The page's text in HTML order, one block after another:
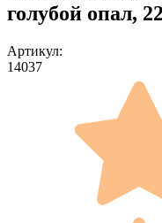
голубой опал,
Артикул:
14037